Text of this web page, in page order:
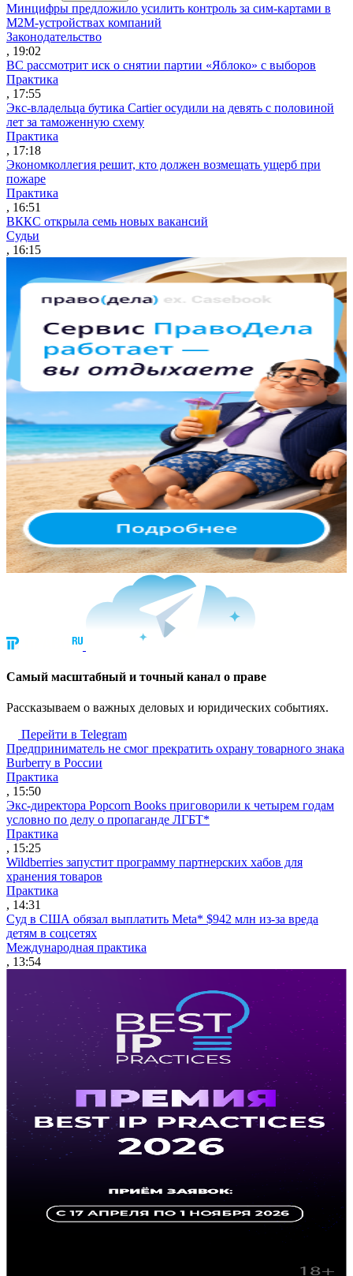
Минцифры предложило усилить контроль за сим-картами в
M2M-устройствах компаний
Законодательство
, 19:02
ВС рассмотрит иск о снятии партии «Яблоко» с выборов
Практика
, 17:55
Экс-владельца бутика Cartier осудили на девять с половиной
лет за таможенную схему
Практика
, 17:18
Экономколлегия решит, кто должен возмещать ущерб при
пожаре
Практика
, 16:51
ВККС открыла семь новых вакансий
Судьи
, 16:15
Cамый масштабный и точный канал о праве
Рассказываем о важных деловых и юридических событиях.
Перейти в Telegram
Предприниматель не смог прекратить охрану товарного знака
Burberry в России
Практика
, 15:50
Экс-директора Popcorn Books приговорили к четырем годам
условно по делу о пропаганде ЛГБТ*
Практика
, 15:25
Wildberries запустит программу партнерских хабов для
хранения товаров
Практика
, 14:31
Суд в США обязал выплатить Meta* $942 млн из-за вреда
детям в соцсетях
Международная практика
, 13:54